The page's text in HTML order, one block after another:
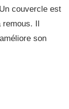
couvercle est
remous. Il
son